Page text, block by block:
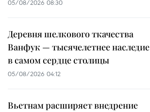
05/08/2026 08:30
Деревня шелкового ткачества
Ванфук — тысячелетнее наследие
в самом сердце столицы
05/08/2026 04:12
Вьетнам расширяет внедрение